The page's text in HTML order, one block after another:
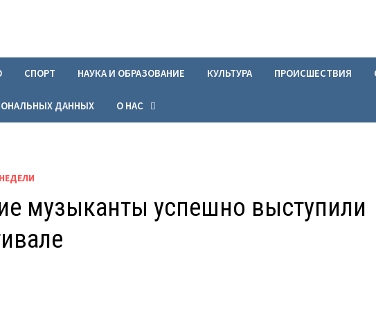
СПОРТ НАУКА И ОБРАЗОВАНИЕ КУЛЬТУРА ПРОИСШЕСТВИЯ
ДАННЫХ О НАС
музыканты успешно выступили